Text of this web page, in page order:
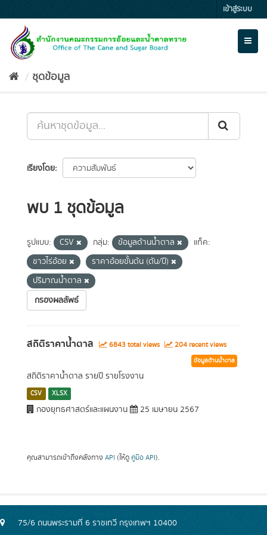
to
content
เข้าสู่ระบบ
ชุดข้อมูล
เรียงโดย
พบ 1 ชุดข้อมูล
รูปแบบ: CSV กลุ่ม: ข้อมูลด้านน้ำตาล
แท็ค:
ชาวไร่อ้อย
ราคาอ้อยขั้นต้น (ตัน/ปี)
ปริมาณน้ำตาล
กรองผลลัพธ์
สถิติราคาน้ำตาล 6843 total views 204 recent views
ข้อมูลด้านน้ำตาล
สถิติราคาน้ำตาล รายปี รายโรงงาน
CSV XLSX
กองยุทธศาสตร์และแผนงาน 25 เมษายน 2567
คุณสามารถเข้าถึงคลังทาง API (ให้ดู คู่มือ API).
75/6 ถนนพระรามที่ 6 ราชเทวี กรุงเทพฯ 10400